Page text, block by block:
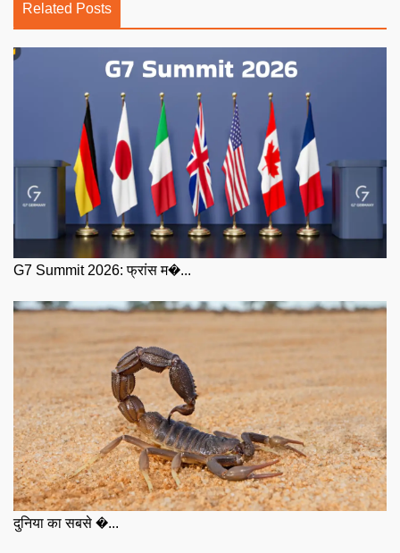
Related Posts
G7 Summit 2026: फ्रांस म�...
दुनिया का सबसे �...